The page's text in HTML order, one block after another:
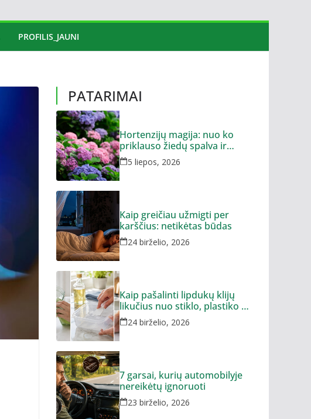
PROFILIS_JAUNI
PATARIMAI
Hortenzijų magija: nuo ko
priklauso žiedų spalva ir
dydis?
5 liepos, 2026
Kaip greičiau užmigti per
karščius: netikėtas būdas
24 birželio, 2026
Kaip pašalinti lipdukų klijų
likučius nuo stiklo, plastiko ar
metalo
24 birželio, 2026
7 garsai, kurių automobilyje
nereikėtų ignoruoti
23 birželio, 2026